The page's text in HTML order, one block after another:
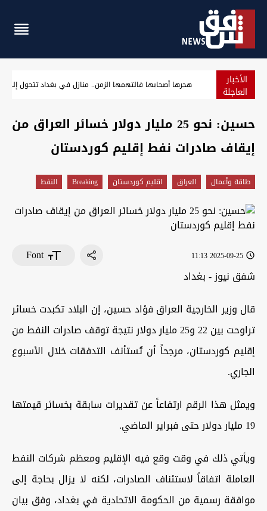
الأخبار
العاجلة الحشد الشعبي ينفي علم الفياض المسبق باستهداف مقراته
حسين: نحو 25 مليار دولار خسائر العراق من
إيقاف صادرات نفط إقليم كوردستان
طاقة وأعمال العراق اقليم كوردستان Breaking النفط
2025-09-25 11:13
Font
شفق نيوز - بغداد
قال وزير الخارجية العراق فؤاد حسين، إن البلاد تكبدت خسائر
تراوحت بين 22 و25 مليار دولار نتيجة توقف صادرات النفط من
إقليم كوردستان، مرجحاً أن تُستأنف التدفقات خلال الأسبوع
الجاري.
ويمثل هذا الرقم ارتفاعاً عن تقديرات سابقة بخسائر قيمتها
19 مليار دولار حتى فبراير الماضي.
ويأتي ذلك في وقت وقع فيه الإقليم ومعظم شركات النفط
العاملة اتفاقاً لاستئناف الصادرات، لكنه لا يزال بحاجة إلى
موافقة رسمية من الحكومة الاتحادية في بغداد، وفق بيان